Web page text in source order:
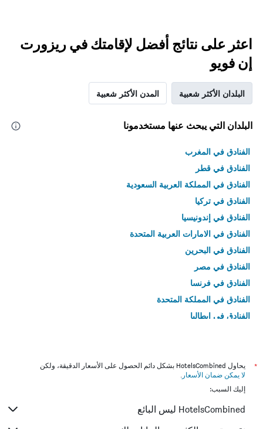
اعثر على نتائج أفضل لإقامتك في ريزورت
إن فويو
البلدان الأكثر شعبية المدن الأكثر شعبية
البلدان التي يبحث عنها مستخدمونا
الفنادق في المغرب
الفنادق في قطر
الفنادق في المملكة العربية السعودية
الفنادق في تركيا
الفنادق في إندونيسيا
الفنادق في الامارات العربية المتحدة
الفنادق في البحرين
الفنادق في مصر
الفنادق في فرنسا
الفنادق في المملكة المتحدة
الفنادق في إيطاليا
*
يحاول HotelsCombined بشكل دائم الحصول على الأسعار الدقيقة، ولكن
لا يمكن ضمان الأسعار .
إليك السبب:
HotelsCombined ليس البائع